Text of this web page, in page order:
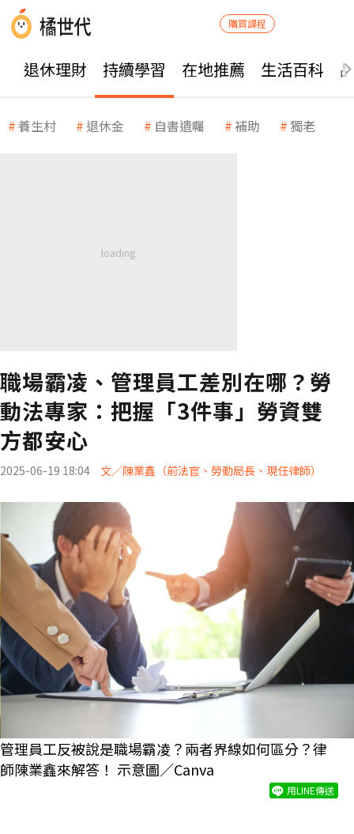
購買課程
退休理財 持續學習 在地推薦 生活百科
養生村 退休金 自書遺囑 補助 獨老
職場霸凌、管理員工差別在哪？勞
動法專家：把握「3件事」勞資雙
方都安心
2025-06-19 18:04 文／陳業鑫（前法官、勞動局長、現任律師）
管理員工反被說是職場霸凌？兩者界線如何區分？律
師陳業鑫來解答！ 示意圖／Canva
用LINE傳送